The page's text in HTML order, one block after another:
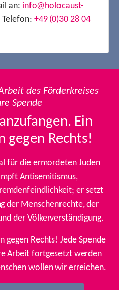
an: info@holocaust-
+49 (0)30 28 04
des Förderkreises
Spende
Ein
gegen Rechts!
für die ermordeten Juden
Antisemitismus,
er setzt
der Menschenrechte, der
der Völkerverständigung.
gegen Rechts! Jede Spende
Arbeit fortgesetzt werden
wollen wir erreichen.